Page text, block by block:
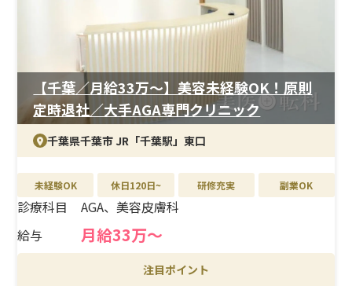
月給33万円～、昇給・賞与年2回、報奨金支給あり。交通
費全額支給、各種休暇制度も充実。産休育休の取得実績
があり、長く安心して働ける待遇が魅力です。
【千葉／月給33万〜】美容未経験OK！原則
定時退社／大手AGA専門クリニック
千葉県千葉市 JR「千葉駅」東口
未経験OK 休日120日~ 研修充実 副業OK
診療科目
AGA、美容皮膚科
給与
月給33万〜
注目ポイント